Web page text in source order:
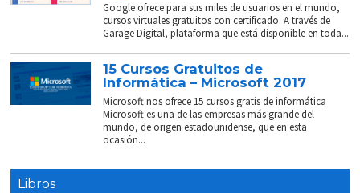
Google ofrece para sus miles de usuarios en el mundo,
cursos virtuales gratuitos con certificado. A través de
Garage Digital, plataforma que está disponible en toda...
15 Cursos Gratuitos de
Informática – Microsoft 2017
Microsoft nos ofrece 15 cursos gratis de informática
Microsoft es una de las empresas más grande del
mundo, de origen estadounidense, que en esta
ocasión...
Libros